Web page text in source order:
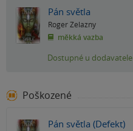
Pán světla
Roger Zelazny
měkká vazba
Dostupné u dodavatele
Poškozené
Pán světla (Defekt)